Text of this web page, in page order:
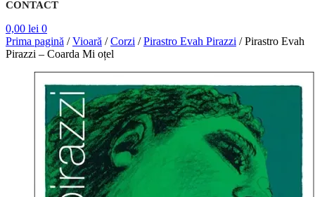
CONTACT
0,00 lei 0
Prima pagină /Vioară /Corzi /Pirastro Evah Pirazzi /Pirastro Evah
Pirazzi – Coarda Mi oțel